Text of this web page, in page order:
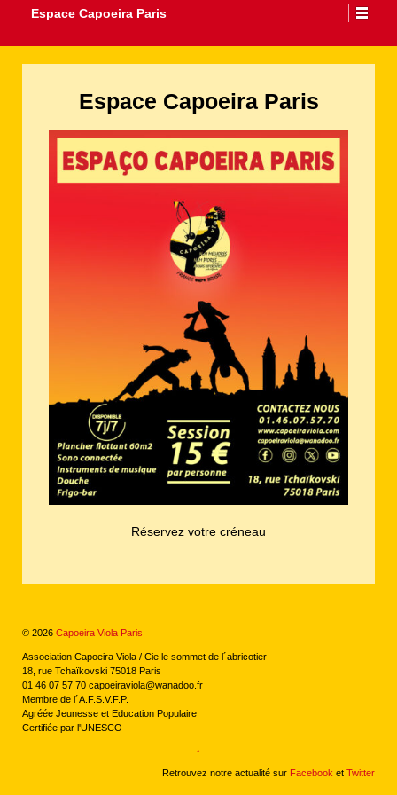
Espace Capoeira Paris
Espace Capoeira Paris
Réservez votre créneau
© 2026 Capoeira Viola Paris
Association Capoeira Viola / Cie le sommet de l´abricotier
18, rue Tchaïkovski 75018 Paris
01 46 07 57 70 capoeiraviola@wanadoo.fr
Membre de l´A.F.S.V.F.P.
Agréée Jeunesse et Education Populaire
Certifiée par l'UNESCO
↑
Retrouvez notre actualité sur Facebook et Twitter